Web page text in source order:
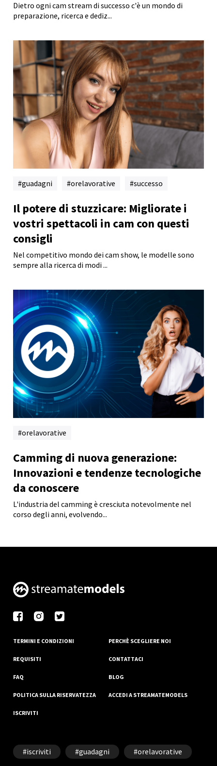
Dietro ogni cam stream di successo c'è un mondo di
preparazione, ricerca e dediz...
guadagni orelavorative successo
Il potere di stuzzicare: Migliorate i
vostri spettacoli in cam con questi
consigli
Nel competitivo mondo dei cam show, le modelle sono
sempre alla ricerca di modi ...
orelavorative
Camming di nuova generazione:
Innovazioni e tendenze tecnologiche
da conoscere
L'industria del camming è cresciuta notevolmente nel
corso degli anni, evolvendo...
TERMINI E CONDIZIONI PERCHÈ SCEGLIERE NOI
REQUISITI CONTATTACI
FAQ BLOG
POLITICA SULLA RISERVATEZZA ACCEDI A STREAMATEMODELS
ISCRIVITI
iscriviti guadagni orelavorative